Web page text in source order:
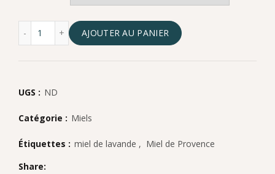
quantité de Miel de garrigue crémeux 500 g
AJOUTER AU PANIER
UGS : ND
Catégorie : Miels
Étiquettes : miel de lavande , Miel de Provence
Share